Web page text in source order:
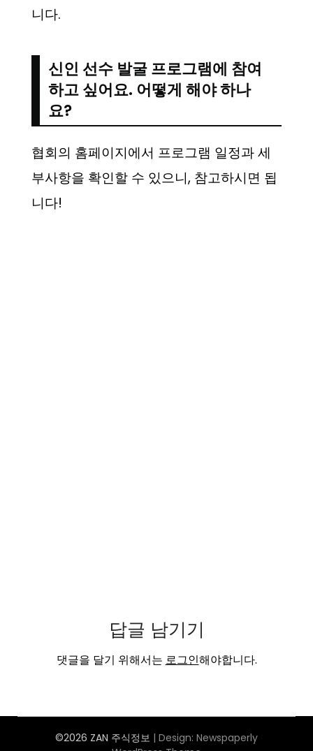
니다.
신인 선수 발굴 프로그램에 참여
하고 싶어요. 어떻게 해야 하나
요?
협회의 홈페이지에서 프로그램 일정과 세
부사항을 확인할 수 있으니, 참고하시면 됩
니다!
답글 남기기
댓글을 달기 위해서는 로그인해야합니다.
©2026 ZAN 주식정보 | Design: Newspaperly